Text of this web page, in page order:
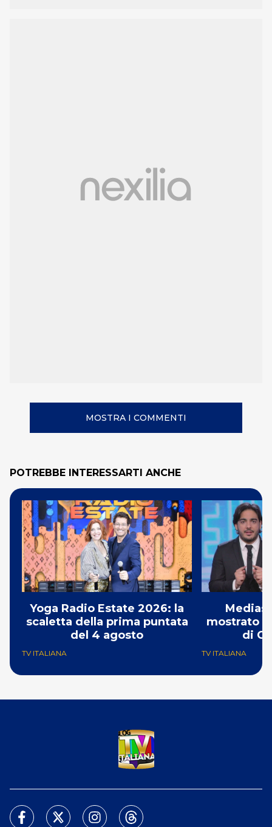
MOSTRA I COMMENTI
POTREBBE INTERESSARTI ANCHE
Yoga Radio Estate 2026: la
scaletta della prima puntata
del 4 agosto
TV ITALIANA
mostrato il
di
TV ITALIANA